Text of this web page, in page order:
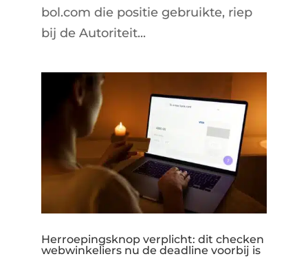
bol.com die positie gebruikte, riep
bij de Autoriteit...
Herroepingsknop verplicht: dit checken
webwinkeliers nu de deadline voorbij is